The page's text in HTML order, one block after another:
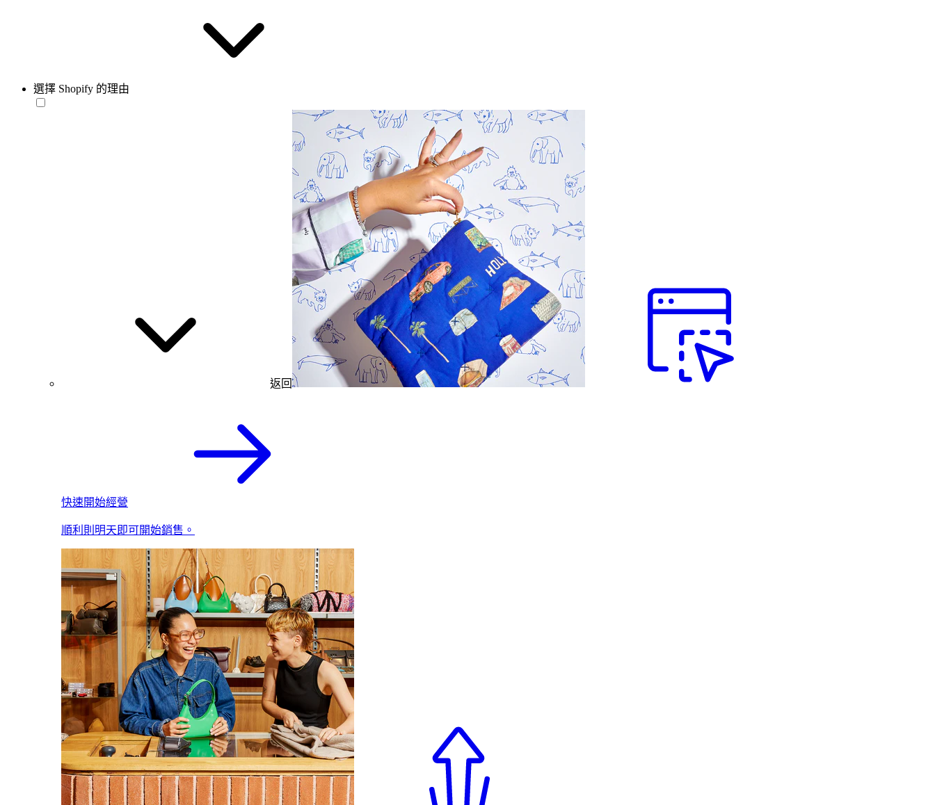
選擇 Shopify 的理由
返回
快速開始經營
順利則明天即可開始銷售。